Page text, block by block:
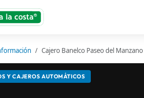
Cajero Banelco Paseo del Manzano
Y CAJEROS AUTOMÁTICOS